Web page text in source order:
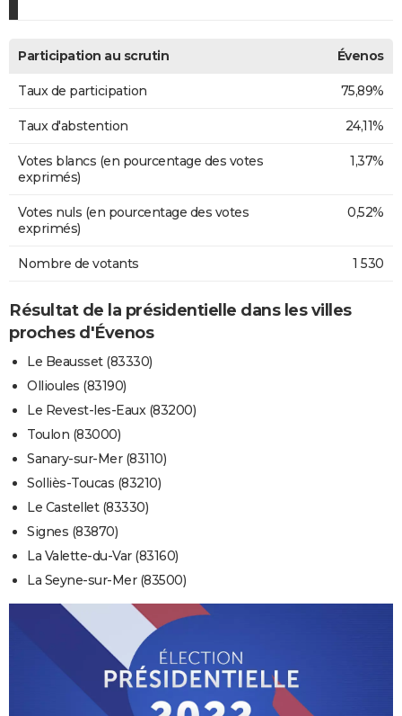
Participation au scrutin Évenos
Taux de participation 75,89%
Taux d'abstention 24,11%
Votes blancs (en pourcentage des votes
exprimés)
1,37%
Votes nuls (en pourcentage des votes
exprimés)
0,52%
Nombre de votants 1 530
Résultat de la présidentielle dans les villes
proches d'Évenos
Le Beausset (83330)
Ollioules (83190)
Le Revest-les-Eaux (83200)
Toulon (83000)
Sanary-sur-Mer (83110)
Solliès-Toucas (83210)
Le Castellet (83330)
Signes (83870)
La Valette-du-Var (83160)
La Seyne-sur-Mer (83500)